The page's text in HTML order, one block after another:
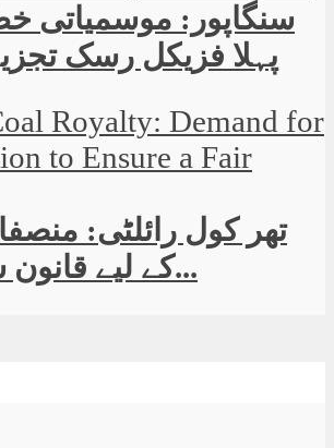
سنگاپور: موسمیاتی
پہلا فزیکل رسک
تھر کول رائلٹی:
کے لیے قانون سازی کا...